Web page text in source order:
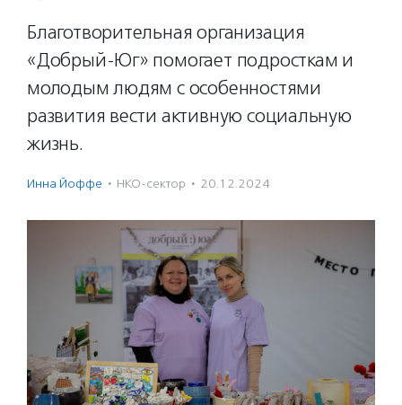
Благотворительная организация
«Добрый-Юг» помогает подросткам и
молодым людям с особенностями
развития вести активную социальную
жизнь.
Инна Йоффе · НКО-сектор · 20.12.2024